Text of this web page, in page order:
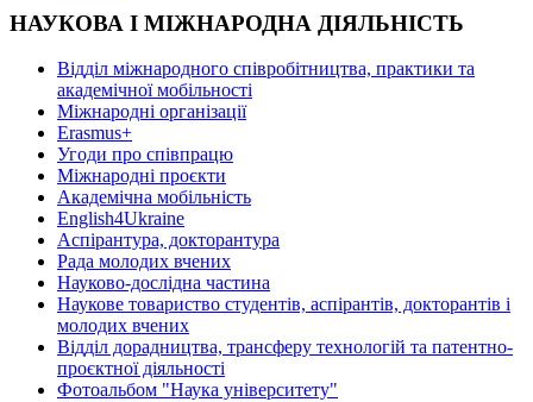
НАУКОВА І МІЖНАРОДНА ДІЯЛЬНІСТЬ
Відділ міжнародного співробітництва, практики та
академічної мобільності
Міжнародні організації
Erasmus+
Угоди про співпрацю
Міжнародні проєкти
Академічна мобільність
English4Ukraine
Аспірантура, докторантура
Рада молодих вчених
Науково-дослідна частина
Наукове товариство студентів, аспірантів, докторантів і
молодих вчених
Відділ дорадництва, трансферу технологій та патентно-
проєктної діяльності
Фотоальбом "Наука університету"